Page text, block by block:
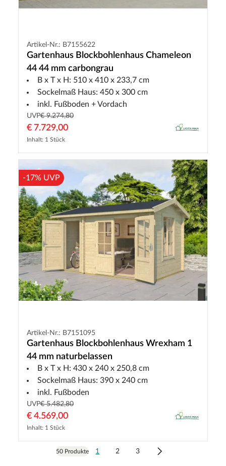
Artikel-Nr.: B7155622
Gartenhaus Blockbohlenhaus Chameleon
44 44 mm carbongrau
B x T x H: 510 x 410 x 233,7 cm
Sockelmaß Haus: 450 x 300 cm
inkl. Fußboden + Vordach
UVP€ 9.274,80
€ 7.729,00
Inhalt: 1 Stück
-17% UVP
Artikel-Nr.: B7151095
Gartenhaus Blockbohlenhaus Wrexham 1
44 mm naturbelassen
B x T x H: 430 x 240 x 250,8 cm
Sockelmaß Haus: 390 x 240 cm
inkl. Fußboden
UVP€ 5.482,80
€ 4.569,00
Inhalt: 1 Stück
50 Produkte 1 2 3